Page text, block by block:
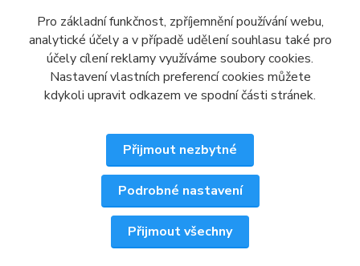
Upravit sběr cookies.
Pro základní funkčnost, zpříjemnění používání webu,
analytické účely a v případě udělení souhlasu také pro
účely cílení reklamy využíváme soubory cookies.
Nastavení vlastních preferencí cookies můžete
kdykoli upravit odkazem ve spodní části stránek.
Přijmout nezbytné
Podrobné nastavení
Přijmout všechny